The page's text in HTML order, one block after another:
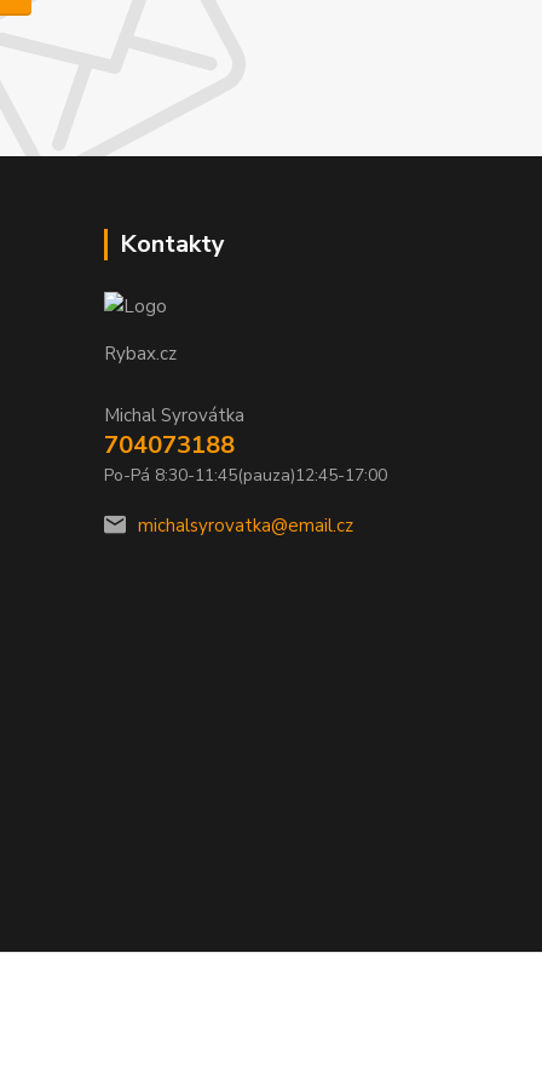
Kontakty
Rybax.cz
Michal Syrovátka
704073188
Po-Pá 8:30-11:45(pauza)12:45-17:00
michalsyrovatka@email.cz